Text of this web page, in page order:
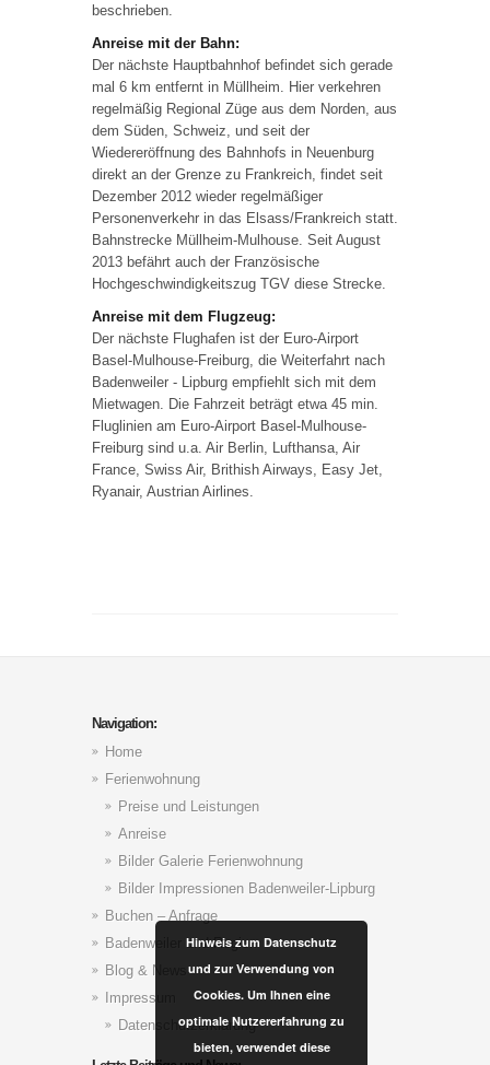
beschrieben.
Anreise mit der Bahn:
Der nächste Hauptbahnhof befindet sich gerade
mal 6 km entfernt in Müllheim. Hier verkehren
regelmäßig Regional Züge aus dem Norden, aus
dem Süden, Schweiz, und seit der
Wiedereröffnung des Bahnhofs in Neuenburg
direkt an der Grenze zu Frankreich, findet seit
Dezember 2012 wieder regelmäßiger
Personenverkehr in das Elsass/Frankreich statt.
Bahnstrecke Müllheim-Mulhouse. Seit August
2013 befährt auch der Französische
Hochgeschwindigkeitszug TGV diese Strecke.
Anreise mit dem Flugzeug:
Der nächste Flughafen ist der Euro-Airport
Basel-Mulhouse-Freiburg, die Weiterfahrt nach
Badenweiler - Lipburg empfiehlt sich mit dem
Mietwagen. Die Fahrzeit beträgt etwa 45 min.
Fluglinien am Euro-Airport Basel-Mulhouse-
Freiburg sind u.a. Air Berlin, Lufthansa, Air
France, Swiss Air, Brithish Airways, Easy Jet,
Ryanair, Austrian Airlines.
Navigation:
Home
Ferienwohnung
Preise und Leistungen
Anreise
Bilder Galerie Ferienwohnung
Bilder Impressionen Badenweiler-Lipburg
Buchen – Anfrage
Badenweiler und Region
Blog & News
Impressum
Datenschutzerklärung
Hinweis zum Datenschutz
und zur Verwendung von
Cookies. Um Ihnen eine
optimale Nutzererfahrung zu
bieten, verwendet diese